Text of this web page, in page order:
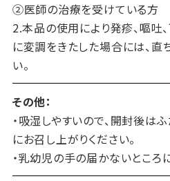
②医師の治療を受けている方
2.本品の使用により発疹、嘔吐
に変調をきたした場合には、直
い。
その他：
・吸湿しやすいので、開封後は
にお召し上がりください。
・乳幼児の手の届かないところ